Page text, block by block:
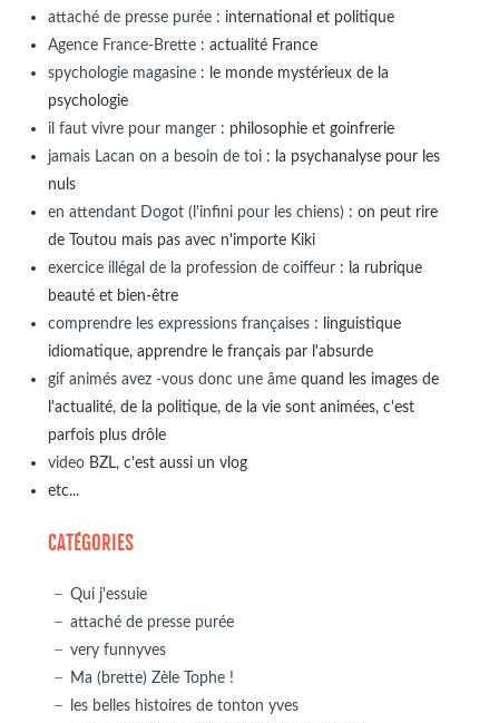
attaché de presse purée: international et politique
Agence France-Brette: actualité France
spychologie magasine: le monde mystérieux de la
psychologie
il faut vivre pour manger: philosophie et goinfrerie
jamais Lacan on a besoin de toi: la psychanalyse pour les
nuls
en attendant Dogot (l'infini pour les chiens): on peut rire
de Toutou mais pas avec n'importe Kiki
exercice illégal de la profession de coiffeur: la rubrique
beauté et bien-être
comprendre les expressions françaises: linguistique
idiomatique, apprendre le français par l'absurde
gif animés avez -vous donc une âmequand les images de
l'actualité, de la politique, de la vie sont animées, c'est
parfois plus drôle
videoBZL, c'est aussi un vlog
etc...
CATÉGORIES
Qui j'essuie
attaché de presse purée
very funnyves
Ma (brette) Zèle Tophe !
les belles histoires de tonton yves